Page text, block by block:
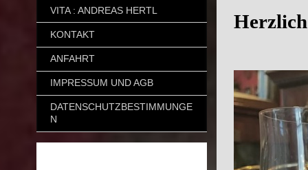
VITA : ANDREAS HERTL
KONTAKT
ANFAHRT
IMPRESSUM UND AGB
DATENSCHUTZBESTIMMUNGE
N